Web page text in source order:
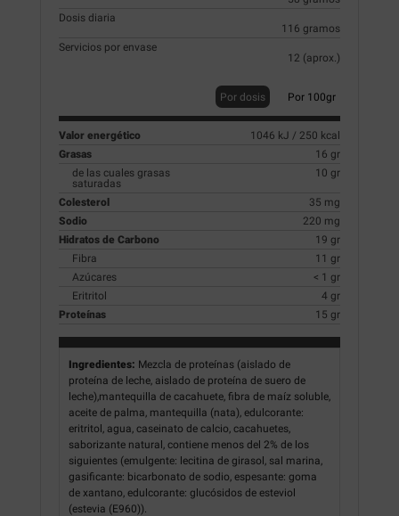
Dosis diaria
116 gramos
Servicios por envase
12 (aprox.)
Por dosis Por 100gr
Valor energético
1046 kJ / 250 kcal
Grasas
16 gr
de las cuales grasas
saturadas
10 gr
Colesterol
35 mg
Sodio
220 mg
Hidratos de Carbono
19 gr
Fibra
11 gr
Azúcares
< 1 gr
Eritritol
4 gr
Proteínas
15 gr
Ingredientes: Mezcla de proteínas (aislado de
proteína de leche, aislado de proteína de suero de
leche),mantequilla de cacahuete, fibra de maíz soluble,
aceite de palma, mantequilla (nata), edulcorante:
eritritol, agua, caseinato de calcio, cacahuetes,
saborizante natural, contiene menos del 2% de los
siguientes (emulgente: lecitina de girasol, sal marina,
gasificante: bicarbonato de sodio, espesante: goma
de xantano, edulcorante: glucósidos de esteviol
(estevia (E960)).